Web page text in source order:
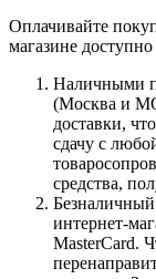
Оплачивайте
магазине доступно
Наличными
(Москва и
доставки,
сдачу с
средства,
интернет-
MasterCard.